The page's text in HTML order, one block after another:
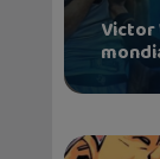
Victor